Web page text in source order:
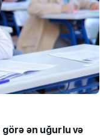
görə ən uğurlu və